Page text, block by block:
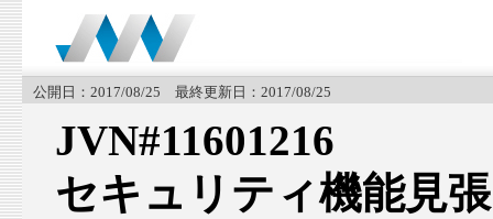
公開日：2017/08/25 最終更新日：2017/08/25
JVN#11601216
セキュリティ機能見